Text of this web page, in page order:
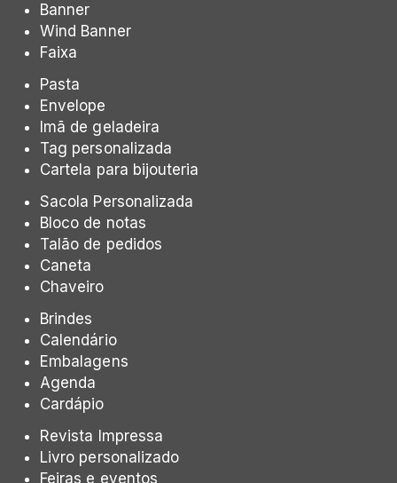
Banner
Wind Banner
Faixa
Pasta
Envelope
Imã de geladeira
Tag personalizada
Cartela para bijouteria
Sacola Personalizada
Bloco de notas
Talão de pedidos
Caneta
Chaveiro
Brindes
Calendário
Embalagens
Agenda
Cardápio
Revista Impressa
Livro personalizado
Feiras e eventos